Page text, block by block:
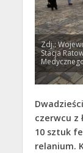
Zdj.:
Stacja
czerwcu z
10 sztuk
relanium.